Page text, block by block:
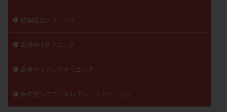
醍醐渡辺クリニック
高崎ARTクリニック
高橋ウイメンズクリニック
麻布モンテアール レディースクリニック